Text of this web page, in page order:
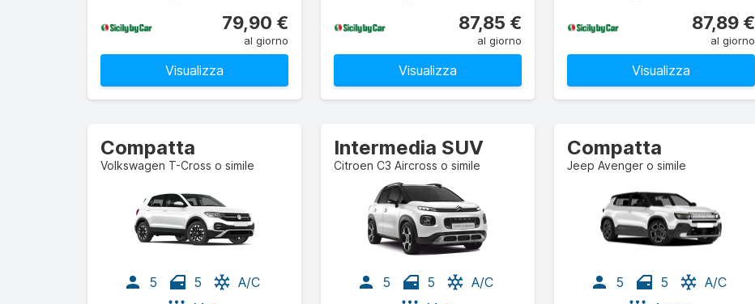
79,90 €
al giorno
Visualizza
87,85 €
al giorno
Visualizza
87,89 €
al giorno
Visualizza
Compatta
Volkswagen T-Cross o simile
5 5
A/C
Intermedia SUV
Citroen C3 Aircross o simile
5 5
A/C
Compatta
Jeep Avenger o simile
5 5
A/C